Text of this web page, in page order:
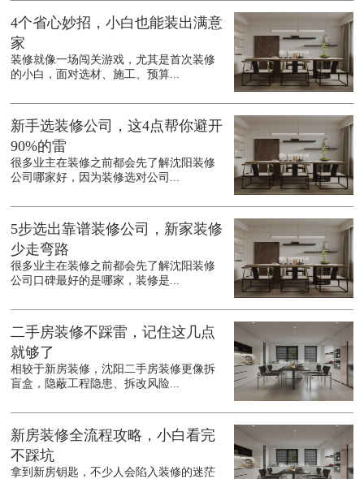
4个省心妙招，小白也能装出满意
家
装修就像一场闯关游戏，尤其是首次装修
的小白，面对选材、施工、预算...
新手选装修公司，这4点帮你避开
90%的雷
很多业主在装修之前都会先了解沈阳装修
公司哪家好，因为装修选对公司...
5步选出靠谱装修公司，新家装修
少走弯路
很多业主在装修之前都会先了解沈阳装修
公司口碑最好的是哪家，装修是...
二手房装修不踩雷，记住这几点
就够了
相较于新房装修，沈阳二手房装修更像拆
盲盒，隐蔽工程隐患、拆改风险...
新房装修全流程攻略，小白看完
不踩坑
拿到新房钥匙，不少人会陷入装修的迷茫